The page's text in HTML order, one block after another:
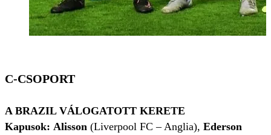
C-CSOPORT
A BRAZIL VÁLOGATOTT KERETE
Kapusok: Alisson (Liverpool FC – Anglia), Ederson